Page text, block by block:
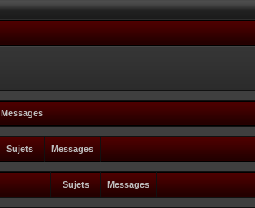
Messages
Sujets Messages
Sujets Messages